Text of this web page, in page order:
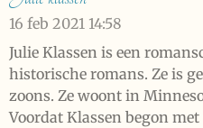
16 feb 2021 14:58
Julie Klassen is een
historische romans. Ze is
zoons. Ze woont in
Voordat Klassen begon